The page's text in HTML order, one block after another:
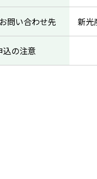
問い合わせ先 新光
込の注意